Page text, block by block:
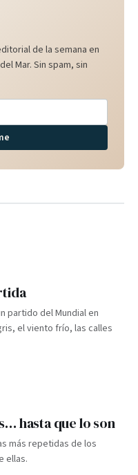
de la semana en
Mar. Sin spam, sin
partido del Mundial en
el viento frío, las calles
hasta que lo son
más repetidas de los
ellas.